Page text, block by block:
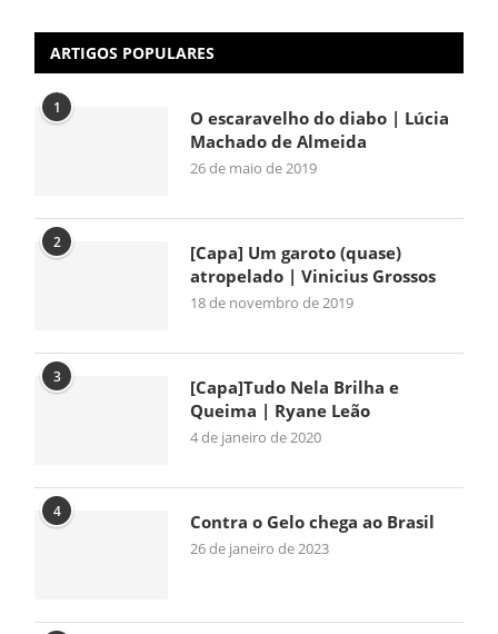
ARTIGOS POPULARES
1
O escaravelho do diabo | Lúcia
Machado de Almeida
26 de maio de 2019
2
[Capa] Um garoto (quase)
atropelado | Vinicius Grossos
18 de novembro de 2019
3
[Capa]Tudo Nela Brilha e
Queima | Ryane Leão
4 de janeiro de 2020
4 Contra o Gelo chega ao Brasil
26 de janeiro de 2023